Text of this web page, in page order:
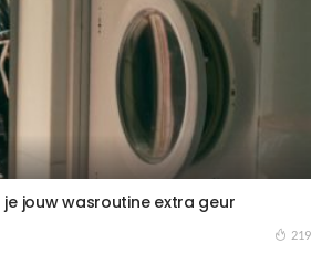
jouw wasroutine extra geur
219